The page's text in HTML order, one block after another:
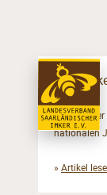
Bericht
nationalen
» Artikel